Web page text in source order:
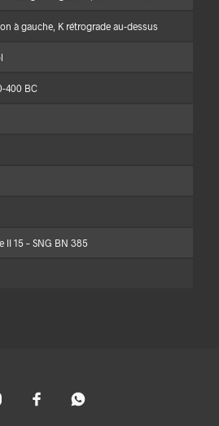
à gauche, K rétrograde au-dessus
400 BC
II 15 – SNG BN 385